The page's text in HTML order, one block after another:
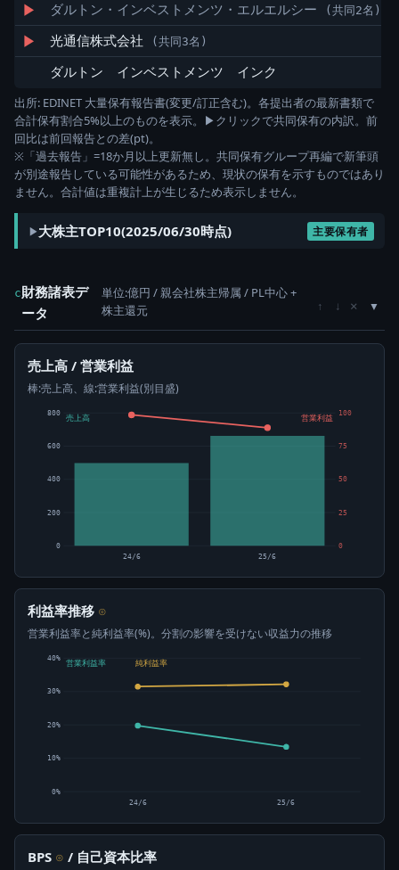
▶ ダルトン・インベストメンツ・エルエルシー (共同2名)
▶ 光通信株式会社 (共同3名)
ダルトン インベストメンツ インク
出所: EDINET 大量保有報告書(変更/訂正含む)。各提出者の最新書類で
合計保有割合5%以上のものを表示。▶クリックで共同保有の内訳。前
回比は前回報告との差(pt)。
※「過去報告」=18か月以上更新無し。共同保有グループ再編で新筆頭
が別途報告している可能性があるため、現状の保有を示すものではあり
ません。合計値は重複計上が生じるため表示しません。
大株主TOP10(2025/06/30時点) 主要保有者
c財務諸表デ
ータ
単位:億円 / 親会社株主帰属 / PL中心 +
株主還元
↑ ↓ ×
売上高 / 営業利益
棒:売上高、線:営業利益(別目盛)
0
200
400
600
800
0
25
50
75
100
24/6 25/6
売上高 営業利益
利益率推移 ⊙
営業利益率と純利益率(%)。分割の影響を受けない収益力の推移
0%
10%
20%
30%
40%
営業利益率 純利益率
24/6 25/6
BPS ⊙ / 自己資本比率